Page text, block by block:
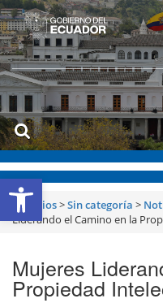
Abrir barra de
Servicios>Sin categoría >
Liderando el Camino en la
Mujeres
Propiedad